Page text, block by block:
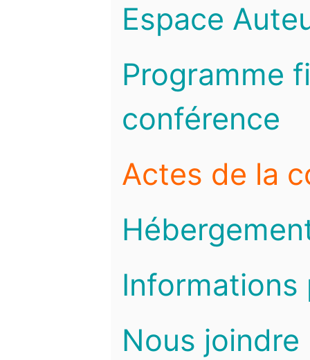
Espace
Programme
conférence
Actes de la
Informations
Nous joindre